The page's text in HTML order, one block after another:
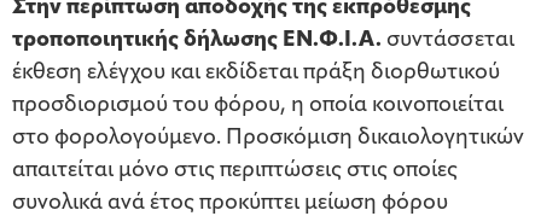
Στην περίπτωση αποδοχής της εκπρόθεσμης
τροποποιητικής δήλωσης ΕΝ.Φ.Ι.Α. συντάσσεται
έκθεση ελέγχου και εκδίδεται πράξη διορθωτικού
προσδιορισμού του φόρου, η οποία κοινοποιείται
στο φορολογούμενο. Προσκόμιση δικαιολογητικών
απαιτείται μόνο στις περιπτώσεις στις οποίες
συνολικά ανά έτος προκύπτει μείωση φόρου